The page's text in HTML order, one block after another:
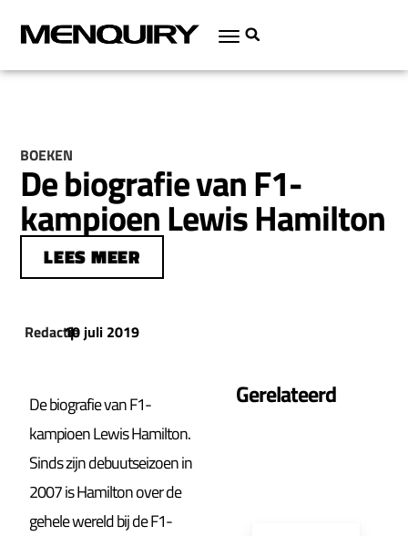
BOEKEN
De biografie van F1-
kampioen Lewis Hamilton
LEES MEER
Redactie
|
10 juli 2019
De biografie van F1-
kampioen Lewis Hamilton.
Sinds zijn debuutseizoen in
2007 is Hamilton over de
gehele wereld bij de F1-
Gerelateerd